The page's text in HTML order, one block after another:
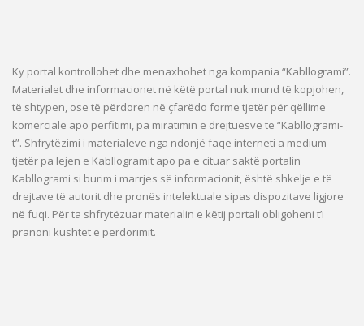
Ky portal kontrollohet dhe menaxhohet nga kompania “Kabllogrami”.
Materialet dhe informacionet në këtë portal nuk mund të kopjohen,
të shtypen, ose të përdoren në çfarëdo forme tjetër për qëllime
komerciale apo përfitimi, pa miratimin e drejtuesve të “Kabllogrami-
t”. Shfrytëzimi i materialeve nga ndonjë faqe interneti a medium
tjetër pa lejen e Kabllogramit apo pa e cituar saktë portalin
Kabllogrami si burim i marrjes së informacionit, është shkelje e të
drejtave të autorit dhe pronës intelektuale sipas dispozitave ligjore
në fuqi. Për ta shfrytëzuar materialin e këtij portali obligoheni t’i
pranoni kushtet e përdorimit.